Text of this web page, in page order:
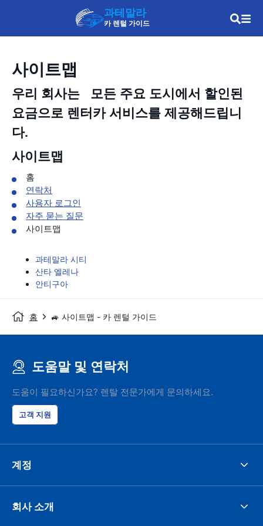
과테말라
카 렌털 가이드
사이트맵
우리 회사는
모든 주요 도시에서 할인된
요금으로 렌터카 서비스를 제공해드립니
다.
사이트맵
홈
연락처
사용자 로그인
자주 묻는 질문
사이트맵
과테말라 시티
산타 엘레나
안티구아
홈 🚙 사이트맵 - 카 렌털 가이드
도움말 및 연락처
도움이 필요하신가요? 렌탈 전문가에게 문의하세요.
고객 지원
계정
회사 소개